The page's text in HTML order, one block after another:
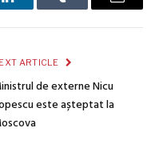
LinkedInTumblr Email
ARTICLE
de externe Nicu
este așteptat la